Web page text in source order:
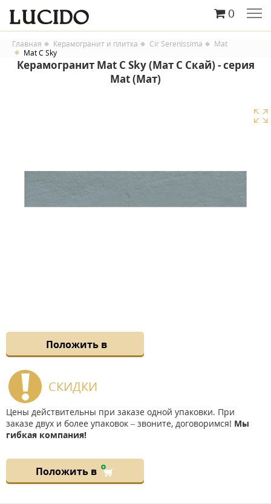
0
Главная Керамогранит и плитка Cir Serenissima
Mat
Mat C Sky
Керамогранит Mat C Sky (Мат С Скай) - серия
Mat (Мат)
Положить в
СКИДКИ
Цены действительны при заказе одной упаковки. При
заказе двух и более упаковок – звоните, договоримся! Мы
гибкая компания!
Положить в